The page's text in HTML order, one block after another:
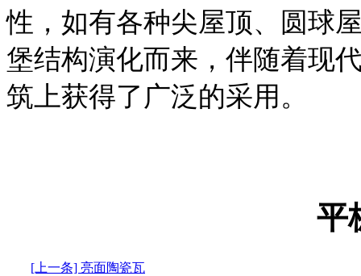
性，如有各种尖屋顶、圆球
堡结构演化而来，伴随着现
筑上获得了广泛的采用。
平
[上一条] 亮面陶瓷瓦